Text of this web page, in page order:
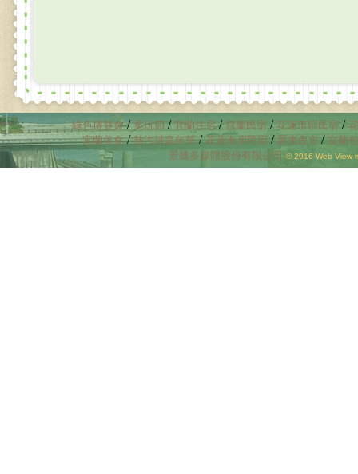
綠色博覽會/童玩節/宜蘭住宿/宜蘭民宿 / 花蓮市區民宿 /
宜蘭美食/熱汽球嘉年華/花蓮海岸民宿 /羅東夜市 / 宜蘭
景騰多媒體股份有限公司
© 2016 Web View